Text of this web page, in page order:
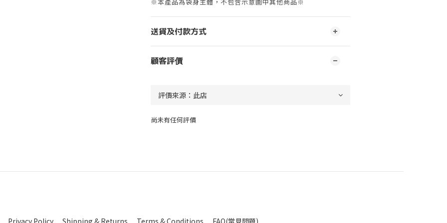
送貨及付款方式
顧客評價
尚未有任何評價
Privacy Policy Shipping & Returns Terms & Conditions FAQ(常見問題)